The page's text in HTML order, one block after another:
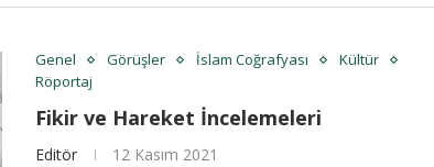
Genel Görüşler İslam Coğrafyası
Kültür
Röportaj
Fikir ve Hareket İncelemeleri
Editör 12 Kasım 2021